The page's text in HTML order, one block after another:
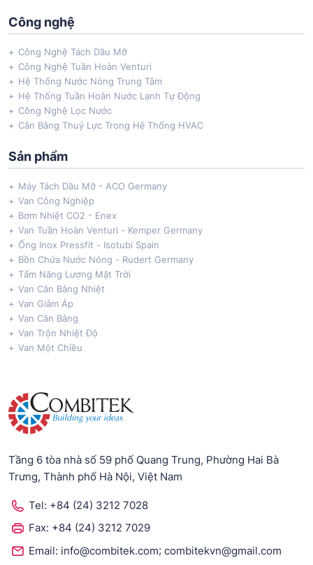
Công nghệ
Công Nghệ Tách Dầu Mỡ
Công Nghệ Tuần Hoàn Venturi
Hệ Thống Nước Nóng Trung Tâm
Hệ Thống Tuần Hoàn Nước Lạnh Tự Động
Công Nghệ Lọc Nước
Cân Bằng Thuỷ Lực Trong Hệ Thống HVAC
Sản phẩm
Máy Tách Dầu Mỡ - ACO Germany
Van Công Nghiệp
Bơm Nhiệt CO2 - Enex
Van Tuần Hoàn Venturi - Kemper Germany
Ống Inox Pressfit - Isotubi Spain
Bồn Chứa Nước Nóng - Rudert Germany
Tấm Năng Lượng Mặt Trời
Van Cân Bằng Nhiệt
Van Giảm Áp
Van Cân Bằng
Van Trộn Nhiệt Độ
Van Một Chiều
Tầng 6 tòa nhà số 59 phố Quang Trung, Phường Hai Bà
Trưng, Thành phố Hà Nội, Việt Nam
Tel: +84 (24) 3212 7028
Fax: +84 (24) 3212 7029
Email: info@combitek.com; combitekvn@gmail.com